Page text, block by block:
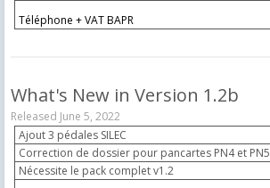
Téléphone + VAT BAPR
What's New in Version 1.2b
Released June 5, 2022
Ajout 3 pédales SILEC
Correction de dossier pour pancartes PN4 et PN5
Nécessite le pack complet v1.2